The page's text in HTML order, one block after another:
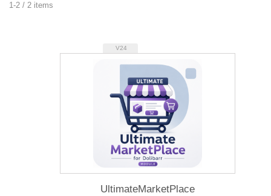
1-2 / 2 items
V24
UltimateMarketPlace